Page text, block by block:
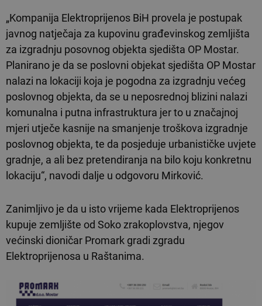
„Kompanija Elektroprijenos BiH provela je postupak
javnog natječaja za kupovinu građevinskog zemljišta
za izgradnju posovnog objekta sjedišta OP Mostar.
Planirano je da se poslovni objekat sjedišta OP Mostar
nalazi na lokaciji koja je pogodna za izgradnju većeg
poslovnog objekta, da se u neposrednoj blizini nalazi
komunalna i putna infrastruktura jer to u značajnoj
mjeri utječe kasnije na smanjenje troškova izgradnje
poslovnog objekta, te da posjeduje urbanističke uvjete
gradnje, a ali bez pretendiranja na bilo koju konkretnu
lokaciju“, navodi dalje u odgovoru Mirković.
Zanimljivo je da u isto vrijeme kada Elektroprijenos
kupuje zemljište od Soko zrakoplovstva, njegov
većinski dioničar Promark gradi zgradu
Elektroprijenosa u Raštanima.